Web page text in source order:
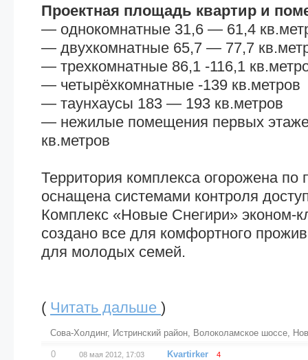
Проектная площадь квартир и
— однокомнатные 31,6 — 61,4
— двухкомнатные 65,7 — 77,7
— трехкомнатные 86,1 -116,1
— четырёхкомнатные -139 кв.метров
— таунхаусы 183 — 193 кв.метров
— нежилые помещения первых
кв.метров
Территория комплекса огорожена по
оснащена системами контроля
Комплекс «Новые Снегири» эконом-
создано все для комфортного
для молодых семей.
( Читать дальше )
Сова-Холдинг, Истринский район, Волоколамское шоссе,
0 08 мая 2012, 17:03 Kvartirker 4